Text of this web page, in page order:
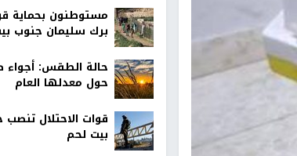
مستوطنون بحماية
برك سليمان جنوب
حالة الطقس: أجواء
حول معدلها العام
قوات الاحتلال
بيت لحم